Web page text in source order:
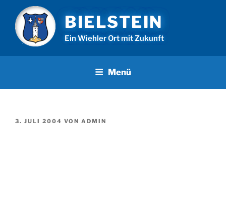
Inhalt
springen
BIELSTEIN
Ein Wiehler Ort mit Zukunft
Menü
VERÖFFENTLICHT
3. JULI 2004 VON ADMIN